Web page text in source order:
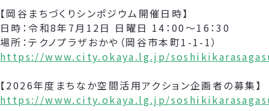
【岡谷まちづくりシンポジウム開催日時】
日時：令和8年7月12日 日曜日 14：00～16：30
場所：テクノプラザおかや（岡谷市本町1-1-1）
https://www.city.okaya.lg.jp/
【2026年度まちなか空間活用アクション企画者の募集】
https://www.city.okaya.lg.jp/